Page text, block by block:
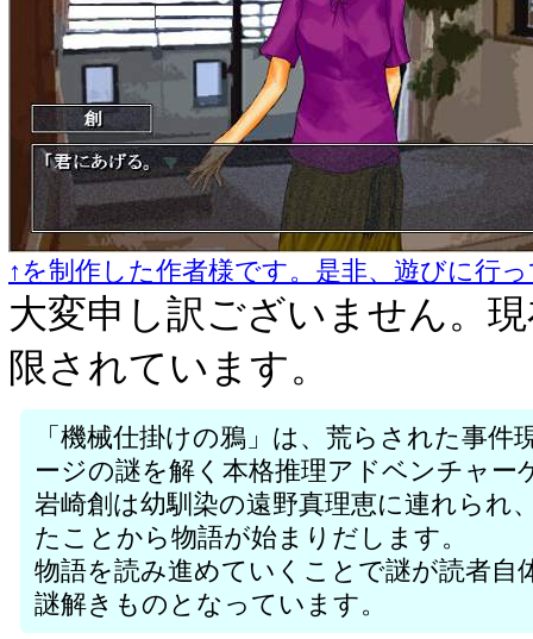
↑を制作した作者様です。是非、遊びに行
大変申し訳ございません。
限されています。
「機械仕掛けの鴉」は、荒らされた事
ージの謎を解く本格推理アドベンチャー
岩崎創は幼馴染の遠野真理恵に連れられ
たことから物語が始まりだします。
物語を読み進めていくことで謎が読者自
謎解きものとなっています。